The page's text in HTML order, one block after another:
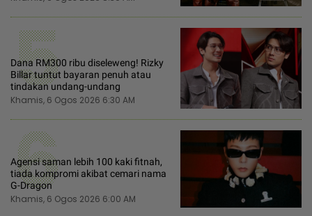
5
Dana RM300 ribu diseleweng! Rizky
Billar tuntut bayaran penuh atau
tindakan undang-undang
Khamis, 6 Ogos 2026 6:30 AM
6
Agensi saman lebih 100 kaki fitnah,
tiada kompromi akibat cemari nama
G-Dragon
Khamis, 6 Ogos 2026 6:00 AM